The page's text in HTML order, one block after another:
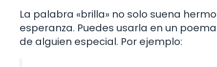
La palabra «brilla» no solo suena
esperanza. Puedes usarla en un
de alguien especial. Por ejemplo: